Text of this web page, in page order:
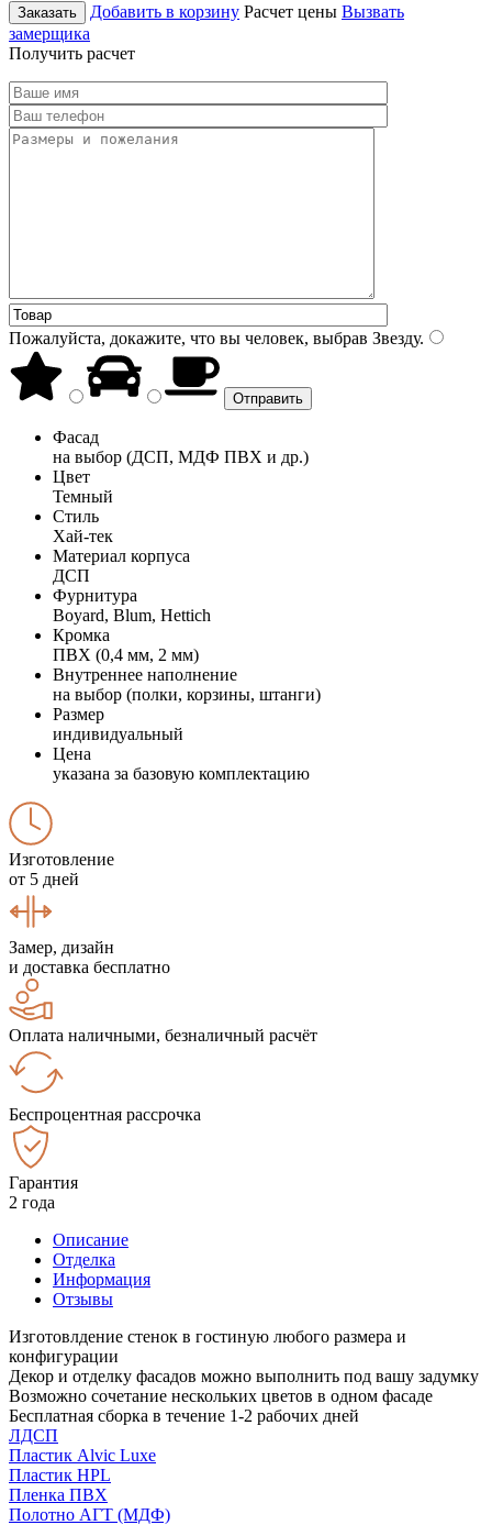
Заказать Добавить в корзину Расчет цены Вызвать
замерщика
Получить расчет
Пожалуйста, докажите, что вы человек, выбрав Звезду.
Фасад
на выбор (ДСП, МДФ ПВХ и др.)
Цвет
Темный
Стиль
Хай-тек
Материал корпуса
ДСП
Фурнитура
Boyard, Blum, Hettich
Кромка
ПВХ (0,4 мм, 2 мм)
Внутреннее наполнение
на выбор (полки, корзины, штанги)
Размер
индивидуальный
Цена
указана за базовую комплектацию
Изготовление
от 5 дней
Замер, дизайн
и доставка бесплатно
Оплата наличными, безналичный расчёт
Беспроцентная рассрочка
Гарантия
2 года
Описание
Отделка
Информация
Отзывы
Изготовлдение стенок в гостиную любого размера и
конфигурации
Декор и отделку фасадов можно выполнить под вашу задумку
Возможно сочетание нескольких цветов в одном фасаде
Бесплатная сборка в течение 1-2 рабочих дней
ЛДСП
Пластик Alvic Luxe
Пластик HPL
Пленка ПВХ
Полотно АГТ (МДФ)